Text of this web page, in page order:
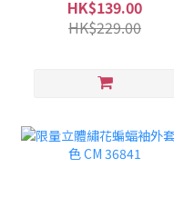
HK$139.00
HK$229.00